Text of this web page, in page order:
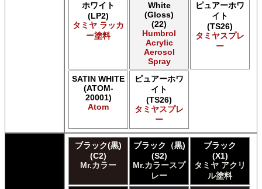
Acrylicos Vallejo Vallejo Model Color
Acrylicos Vallejo Vallejo Panzer Aces
Acrylicos Vallejo Vallejo Pigment FX
Acrylicos Vallejo Vallejo Premium カラー
Acrylicos Vallejo Vallejo Wash FX
Acrylicos Vallejo Vallejo Weathering FX
Acrylicos Vallejo Vallejo Xpress カラー
E7 Paints E7 Paints
E7 Paints Humbrol Acrylic Aerosol Spray
Games Workshop Limited Citadel Air
Games Workshop Limited Citadel Spray
Games Workshop Limited Citadelカラー
Games Workshop Limited 先Citadel カラー
HATAKA HOBBY Hataka
Humbrol - Hornby Hobbies Humbrol Acrylic
Humbrol of Hornby Hobbies Humbrol Enamel
ホワイト
(LP2)
タミヤ ラッカ
ー塗料
White
(Gloss)
(22)
Humbrol
Acrylic
Aerosol
Spray
ピュアーホワ
イト
(TS26)
タミヤスプレ
ー
SATIN WHITE
(ATOM-
20001)
Atom
ピュアーホワ
イト
(TS26)
タミヤスプレ
ー
ブラック(黒)
(C2)
Mr.カラー
ブラック（黒)
(S2)
Mr.カラースプ
レー
ブラック
(X1)
タミヤ アクリ
ル塗料